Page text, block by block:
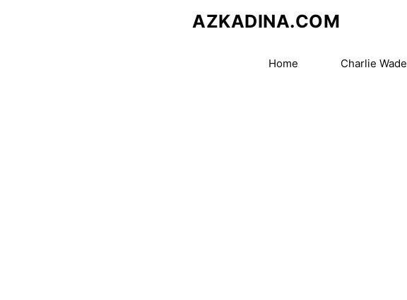
AZKADINA.COM
Home Charlie Wade